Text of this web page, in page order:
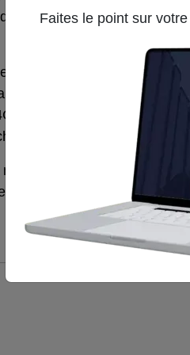
Faites le point sur
47% pour l’Asie du Nord-
d’une couverture
(ou la LTE), à l’instar de la
années par
on estime une
22% au cours de la période